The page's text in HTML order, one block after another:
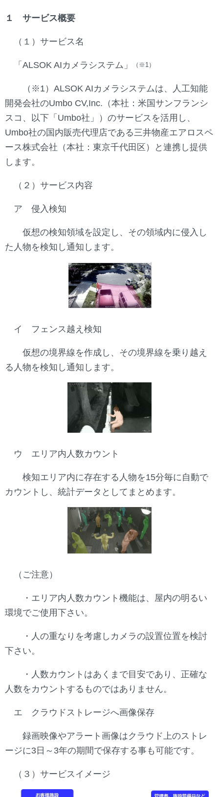
１ サービス概要
（１）サービス名
「ALSOK AIカメラシステム」 （※1）
（※1）ALSOK AIカメラシステムは、人工知能
開発会社のUmbo CV,Inc.（本社：米国サンフランシ
スコ、以下「Umbo社」）のサービスを活用し、
Umbo社の国内販売代理店である三井物産エアロスペ
ース株式会社（本社：東京千代田区）と連携し提供
します。
（２）サービス内容
ア 侵入検知
仮想の検知領域を設定し、その領域内に侵入し
た人物を検知し通知します。
イ フェンス越え検知
仮想の境界線を作成し、その境界線を乗り越え
る人物を検知し通知します。
ウ エリア内人数カウント
検知エリア内に存在する人物を15分毎に自動で
カウントし、統計データとしてまとめます。
（ご注意）
・エリア内人数カウント機能は、屋内の明るい
環境でご使用下さい。
・人の重なりを考慮しカメラの設置位置を検討
下さい。
・人数カウントはあくまで目安であり、正確な
人数をカウントするものではありません。
エ クラウドストレージへ画像保存
録画映像やアラート画像はクラウド上のストレ
ージに3日～3年の期間で保存する事も可能です。
（３）サービスイメージ